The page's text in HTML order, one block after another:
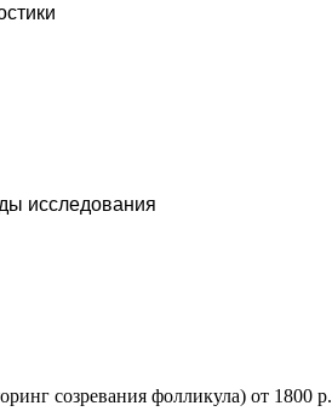
исследования
созревания фолликула) от 1800 р.